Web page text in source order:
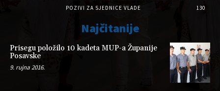
POZIVI ZA SJEDNICE VLADE
130
Najčitanije
Prisegu položilo 10 kadeta MUP-a Županije
Posavske
9. rujna 2016.